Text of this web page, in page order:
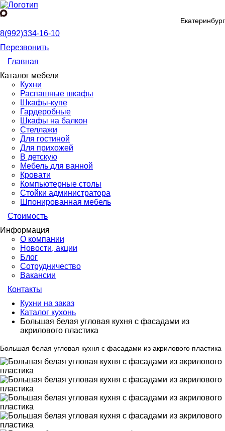
Екатеринбург
8(992)334-16-10
Перезвонить
Главная
Каталог мебели
Кухни
Распашные шкафы
Шкафы-купе
Гардеробные
Шкафы на балкон
Стеллажи
Для гостиной
Для прихожей
В детскую
Мебель для ванной
Кровати
Компьютерные столы
Стойки администратора
Шпонированная мебель
Стоимость
Информация
О компании
Новости, акции
Блог
Сотрудничество
Вакансии
Контакты
Кухни на заказ
Каталог кухонь
Большая белая угловая кухня с фасадами из
акрилового пластика
Большая белая угловая кухня с фасадами из акрилового пластика